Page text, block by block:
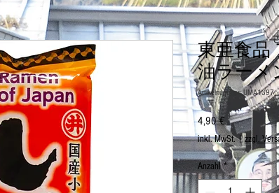
東亜食品
油ラーメ
Artikelnummer: UMA1397
4,90 €Preis
inkl. MwSt.|zzgl.
Anzahl *